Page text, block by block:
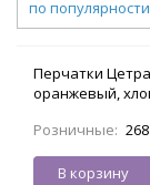
по популярности
Перчатки
оранжевый,
Розничные:
В корзину